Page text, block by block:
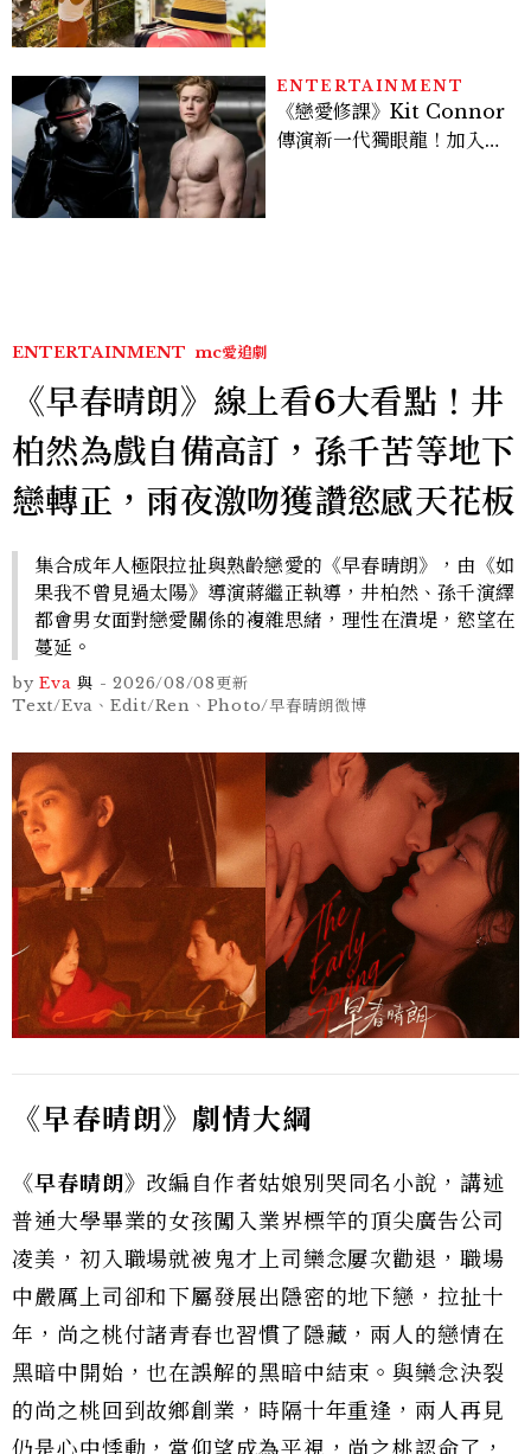
ENTERTAINMENT
《戀愛修課》Kit Connor
傳演新一代獨眼龍！加入新
ENTERTAINMENT mc愛追劇
《早春晴朗》線上看6大看點！井
柏然為戲自備高訂，孫千苦等地下
戀轉正，雨夜激吻獲讚慾感天花板
集合成年人極限拉扯與熟齡戀愛的《早春晴朗》，由《如
果我不曾見過太陽》導演蔣繼正執導，井柏然、孫千演繹
都會男女面對戀愛關係的複雜思緒，理性在潰堤，慾望在
蔓延。
by Eva 與 -2026/08/08更新
Text/Eva、Edit/Ren、Photo/早春晴朗微博
《早春晴朗》劇情大綱
《早春晴朗》 改編自作者姑娘別哭同名小說，講述
普通大學畢業的女孩闖入業界標竿的頂尖廣告公司
凌美，初入職場就被鬼才上司欒念屢次勸退，職場
中嚴厲上司卻和下屬發展出隱密的地下戀，拉扯十
年，尚之桃付諸青春也習慣了隱藏，兩人的戀情在
黑暗中開始，也在誤解的黑暗中結束。與欒念決裂
的尚之桃回到故鄉創業，時隔十年重逢，兩人再見